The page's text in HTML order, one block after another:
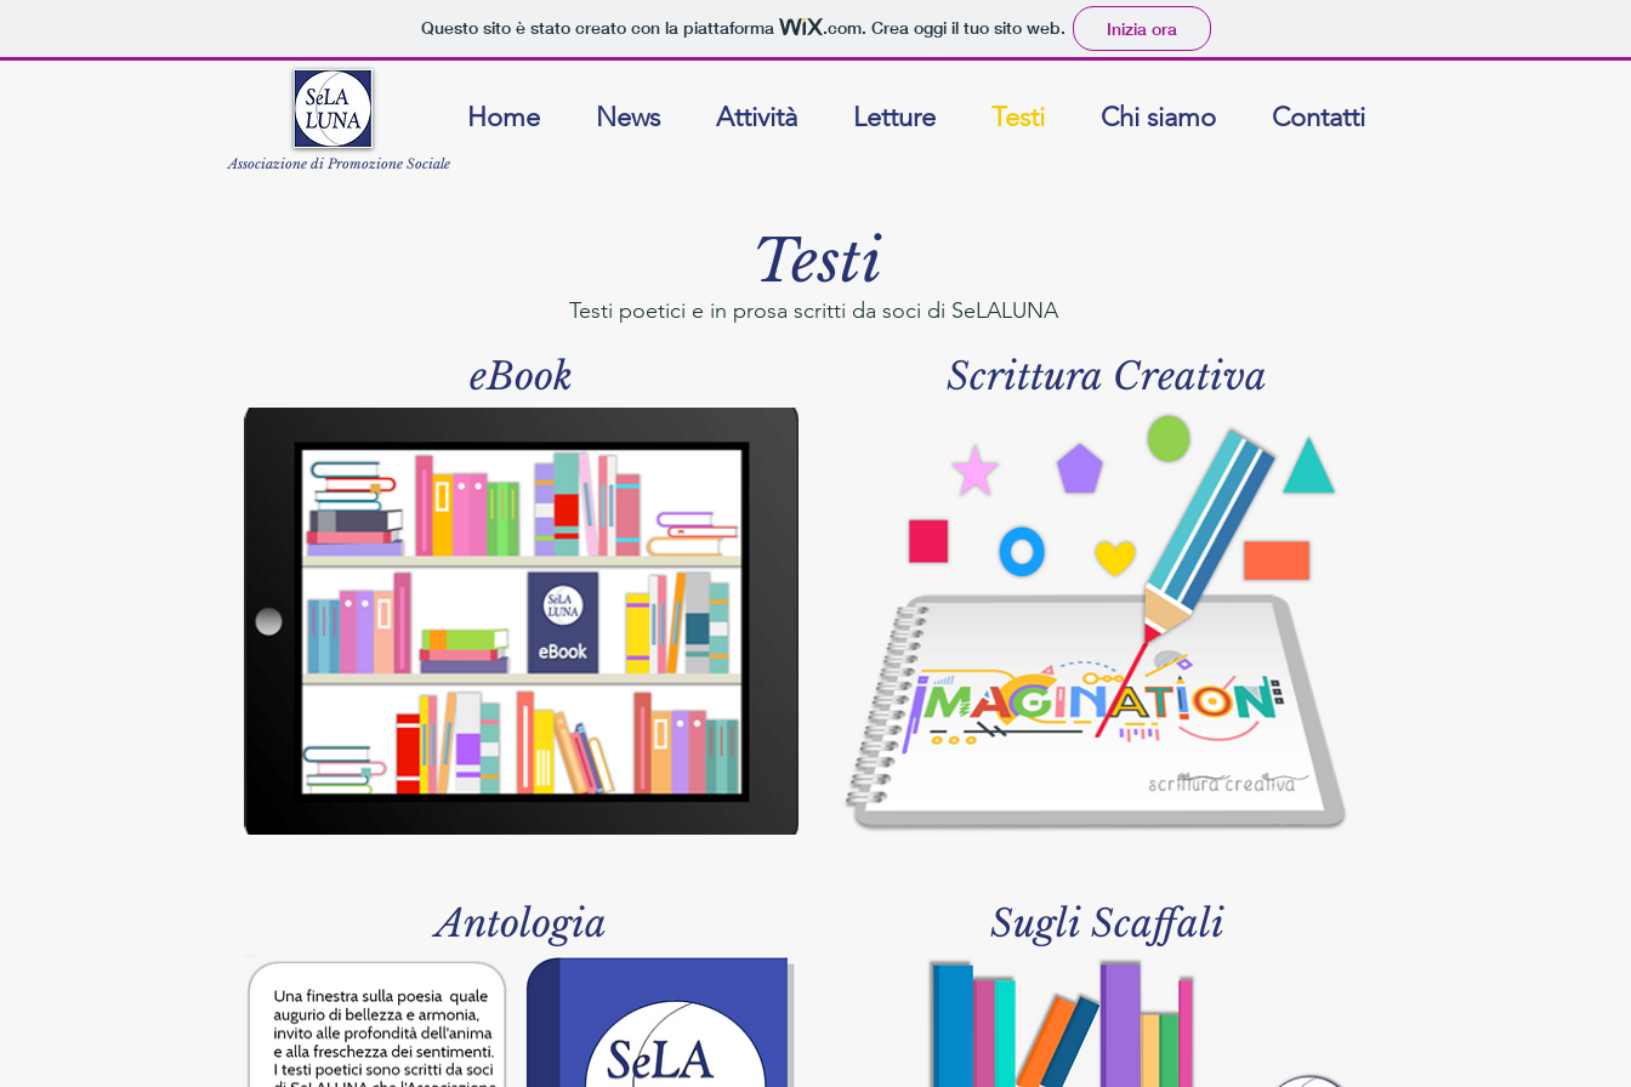
Questo sito è stato creato con la piattaforma .com. Crea oggi il tuo sito web. Inizia ora
Home News Attività Letture Testi Chi siamo Contatti
Associazione di Promozione Sociale
Testi
Testi poetici e in prosa scritti da soci di SeLALUNA
eBook
Antologia
Scrittura Creativa
Sugli Scaffali